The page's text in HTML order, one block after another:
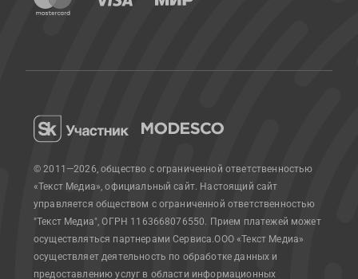
© 2011—2026, общество с ограниченной ответственностью
«Текст Медиа», официальный сайт. Настоящий сайт
управляется обществом с ограниченной ответственностью
"Текст Медиа", ОГРН 1163668076550. Прием платежей может
осуществляться партнерами Сервиса.ООО «Текст Медиа»
осуществляет деятельность по обработке данных и
предоставлению услуг в области информационных